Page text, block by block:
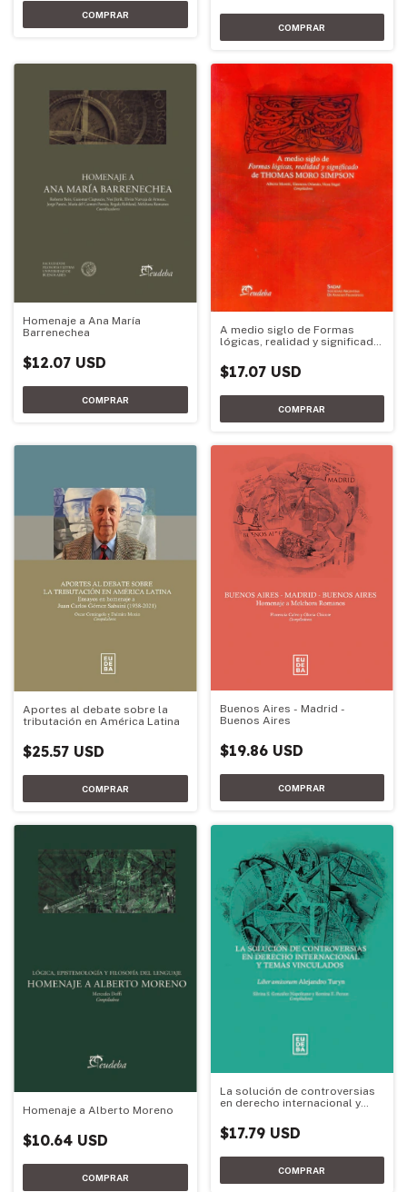
Homenaje a Ana María
Barrenechea
$12.07 USD
A medio siglo de Formas
lógicas, realidad y significado
$17.07 USD
Aportes al debate sobre la
tributación en América Latina
$25.57 USD
Buenos Aires - Madrid -
Buenos Aires
$19.86 USD
Homenaje a Alberto Moreno
$10.64 USD
La solución de controversias
en derecho internacional y
$17.79 USD